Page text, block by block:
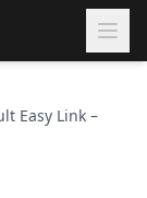
Easy Link –